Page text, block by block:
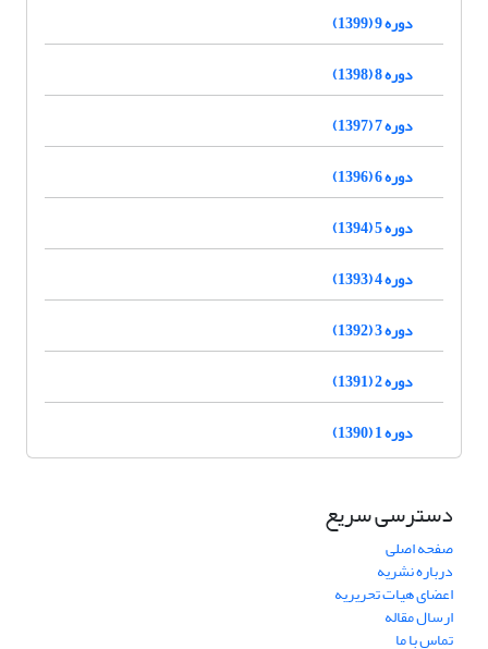
دوره 9 (1399)
دوره 8 (1398)
دوره 7 (1397)
دوره 6 (1396)
دوره 5 (1394)
دوره 4 (1393)
دوره 3 (1392)
دوره 2 (1391)
دوره 1 (1390)
دسترسی سریع
صفحه اصلی
درباره نشریه
اعضای هیات تحریریه
ارسال مقاله
تماس با ما